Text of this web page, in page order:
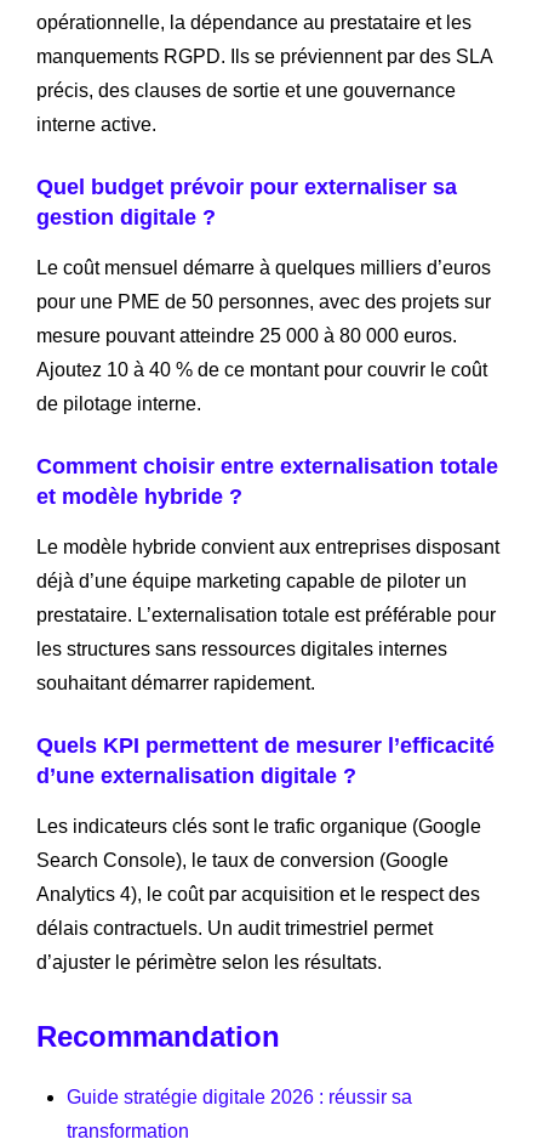
opérationnelle, la dépendance au prestataire et les
manquements RGPD. Ils se préviennent par des SLA
précis, des clauses de sortie et une gouvernance
interne active.
Quel budget prévoir pour externaliser sa
gestion digitale ?
Le coût mensuel démarre à quelques milliers d’euros
pour une PME de 50 personnes, avec des projets sur
mesure pouvant atteindre 25 000 à 80 000 euros.
Ajoutez 10 à 40 % de ce montant pour couvrir le coût
de pilotage interne.
Comment choisir entre externalisation totale
et modèle hybride ?
Le modèle hybride convient aux entreprises disposant
déjà d’une équipe marketing capable de piloter un
prestataire. L’externalisation totale est préférable pour
les structures sans ressources digitales internes
souhaitant démarrer rapidement.
Quels KPI permettent de mesurer l’efficacité
d’une externalisation digitale ?
Les indicateurs clés sont le trafic organique (Google
Search Console), le taux de conversion (Google
Analytics 4), le coût par acquisition et le respect des
délais contractuels. Un audit trimestriel permet
d’ajuster le périmètre selon les résultats.
Recommandation
Guide stratégie digitale 2026 : réussir sa
transformation